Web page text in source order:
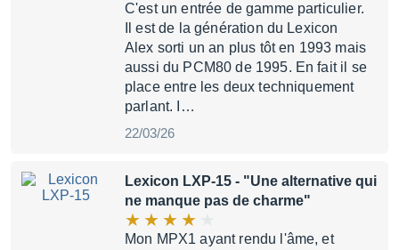
C'est un entrée de gamme particulier.
Il est de la génération du Lexicon
Alex sorti un an plus tôt en 1993 mais
aussi du PCM80 de 1995. En fait il se
place entre les deux techniquement
parlant. I…
22/03/26
Lexicon LXP-15 - "Une alternative qui
ne manque pas de charme"
Mon MPX1 ayant rendu l'âme, et